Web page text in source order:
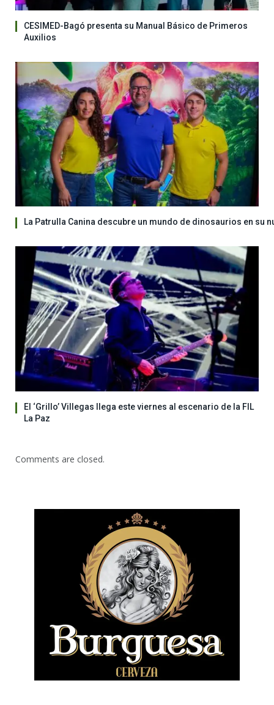
CESIMED-Bagó presenta su Manual Básico de Primeros
Auxilios
La Patrulla Canina descubre un mundo de dinosaurios en su
El ‘Grillo’ Villegas llega este viernes al escenario de la FIL
La Paz
Comments are closed.